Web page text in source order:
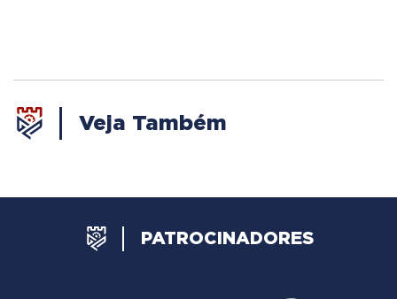
Veja Também
PATROCINADORES